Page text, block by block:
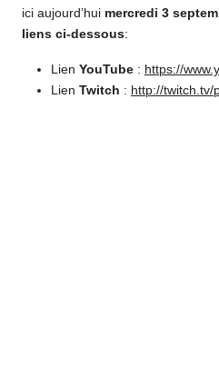
ici aujourd’hui mercredi 3
liens ci-dessous:
Lien YouTube : https://
Lien Twitch : http://twitch.tv/